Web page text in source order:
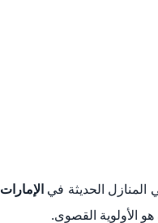
المنازل الحديثة في الإمارات
هو الأولوية القصوى.